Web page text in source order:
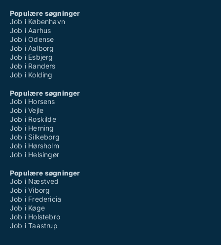
Populære søgninger
Job i København
Job i Aarhus
Job i Odense
Job i Aalborg
Job i Esbjerg
Job i Randers
Job i Kolding
Populære søgninger
Job i Horsens
Job i Vejle
Job i Roskilde
Job i Herning
Job i Silkeborg
Job i Hørsholm
Job i Helsingør
Populære søgninger
Job i Næstved
Job i Viborg
Job i Fredericia
Job i Køge
Job i Holstebro
Job i Taastrup